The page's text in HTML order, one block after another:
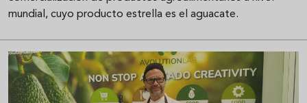
mundial, cuyo producto estrella es el aguacate.